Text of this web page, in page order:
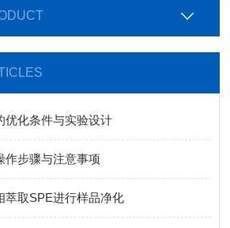
优化条件与实验设计
作步骤与注意事项
萃取SPE进行样品净化